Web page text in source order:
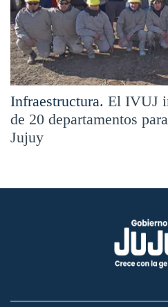
Infraestructura. El IVUJ
de 20 departamentos
Jujuy